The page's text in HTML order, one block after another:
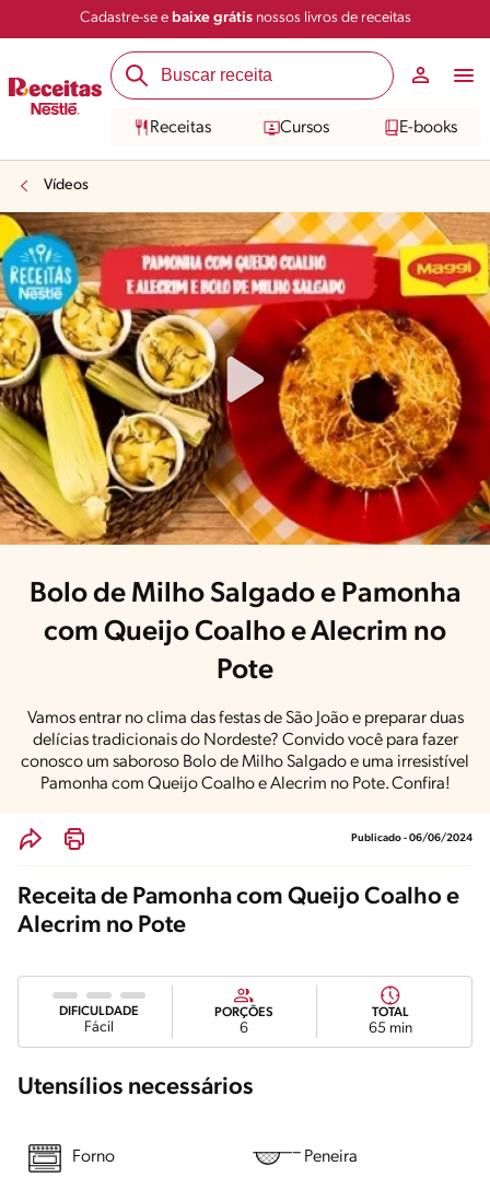
Cadastre-se e baixe grátisnossos livros de receitas
Receitas Cursos E-books
Vídeos
Bolo de Milho Salgado e Pamonha
com Queijo Coalho e Alecrim no
Pote
Vamos entrar no clima das festas de São João e preparar duas
delícias tradicionais do Nordeste? Convido você para fazer
conosco um saboroso Bolo de Milho Salgado e uma irresistível
Pamonha com Queijo Coalho e Alecrim no Pote. Confira!
Publicado - 06/06/2024
Receita de Pamonha com Queijo Coalho e
Alecrim no Pote
DIFICULDADE
Fácil
PORÇÕES
6
TOTAL
65 min
Utensílios necessários
Forno Peneira